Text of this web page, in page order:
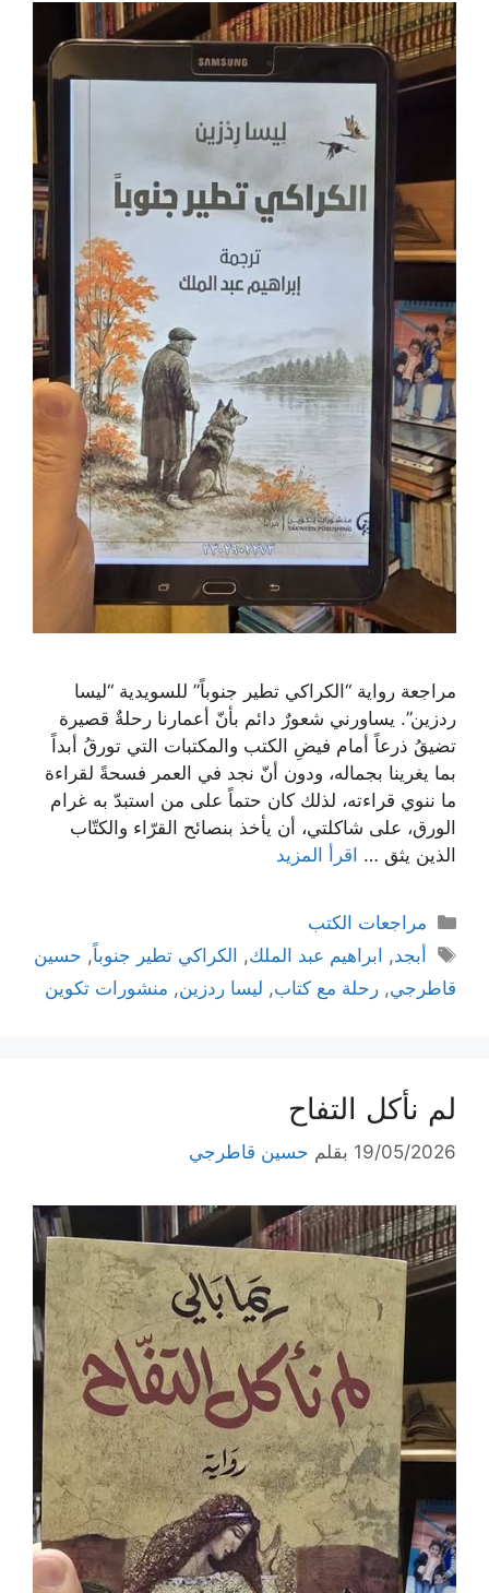
مراجعة رواية “الكراكي تطير جنوباً” للسويدية “ليسا
ردزين”. يساورني شعورٌ دائم بأنّ أعمارنا رحلةٌ قصيرة
تضيقُ ذرعاً أمام فيضِ الكتب والمكتبات التي تورقُ أبداً
بما يغرينا بجماله، ودون أنّ نجد في العمر فسحةً لقراءة
ما ننوي قراءته، لذلك كان حتماً على من استبدّ به غرام
الورق، على شاكلتي، أن يأخذ بنصائح القرّاء والكتّاب
الذين يثق … اقرأ المزيد
التصنيفات
مراجعات الكتب
الوسوم
أبجد, ابراهيم عبد الملك, الكراكي تطير جنوباً, حسين
قاطرجي, رحلة مع كتاب, ليسا ردزين, منشورات تكوين
لم نأكل التفاح
19/05/2026 بقلم حسين قاطرجي